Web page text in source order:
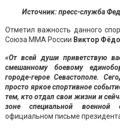
Источник:пресс-служба
Отметил важность данного
Союза ММА России Виктор
«От всей души приветствую
смешанному боевому
городе-герое Севастополе.
просто яркое спортивное
тем, кто отдал свои жизни и
зоне специальной военной
официальном письме